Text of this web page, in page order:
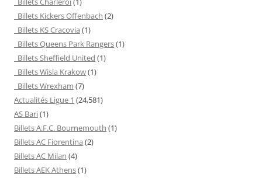
Billets Kickers Offenbach (2)
Billets KS Cracovia (1)
Billets Queens Park Rangers(1)
Billets Sheffield United (1)
Billets Wisla Krakow(1)
Billets Wrexham (7)
Actualités Ligue 1 (24,581)
AS Bari(1)
Billets A.F.C. Bournemouth (1)
Billets AC Fiorentina (2)
Billets AC Milan (4)
Billets AEK Athens(1)